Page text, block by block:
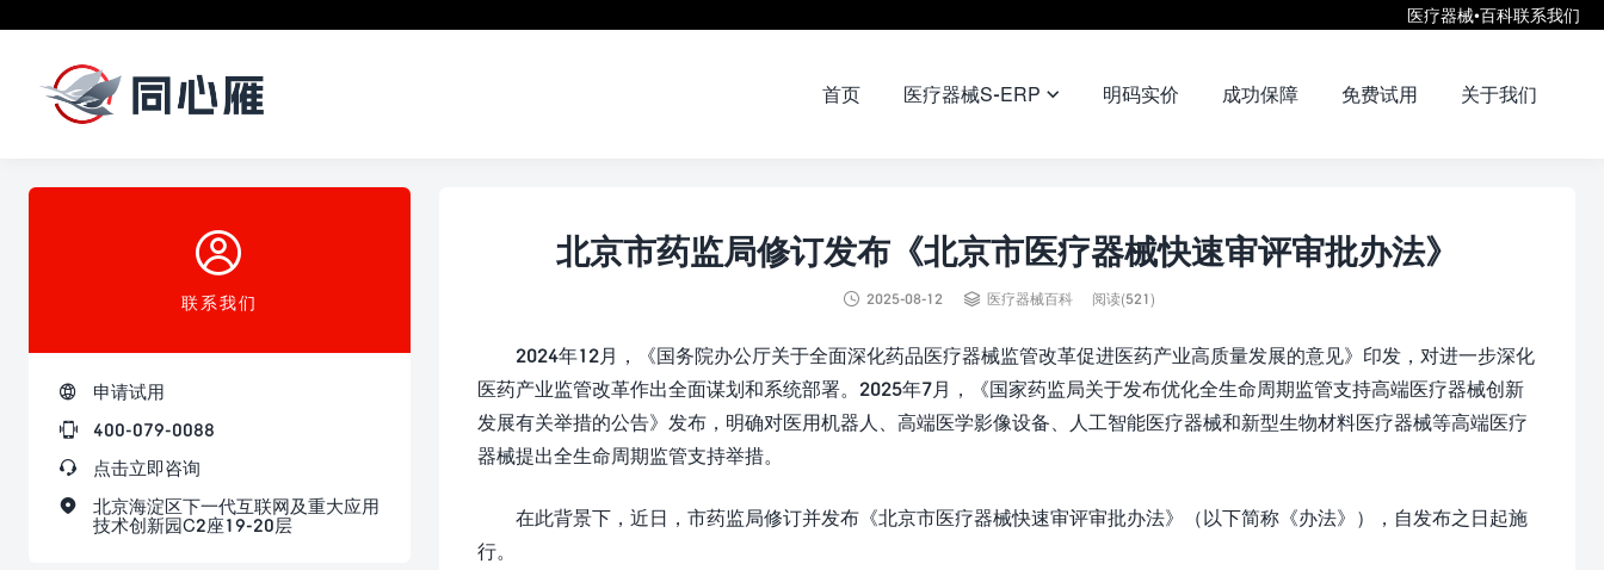
医疗器械•百科联系我们
首页 医疗器械S-ERP  明码实价 成功保障 免费试用 关于我们
北京市药监局修订发布《北京市医疗器械快速审评审批办法》
 2025-08-12  医疗器械百科 阅读(521)
2024年12月，《国务院办公厅关于全面深化药品医疗器械监管改革促进医药产业高质量发展的意见》印发，对进一步深化
医药产业监管改革作出全面谋划和系统部署。2025年7月，《国家药监局关于发布优化全生命周期监管支持高端医疗器械创新
发展有关举措的公告》发布，明确对医用机器人、高端医学影像设备、人工智能医疗器械和新型生物材料医疗器械等高端医疗
器械提出全生命周期监管支持举措。
在此背景下，近日，市药监局修订并发布《北京市医疗器械快速审评审批办法》（以下简称《办法》），自发布之日起施
行。

联系我们

申请试用

400-079-0088

点击立即咨询

北京海淀区下一代互联网及重大应用
技术创新园C2座19-20层